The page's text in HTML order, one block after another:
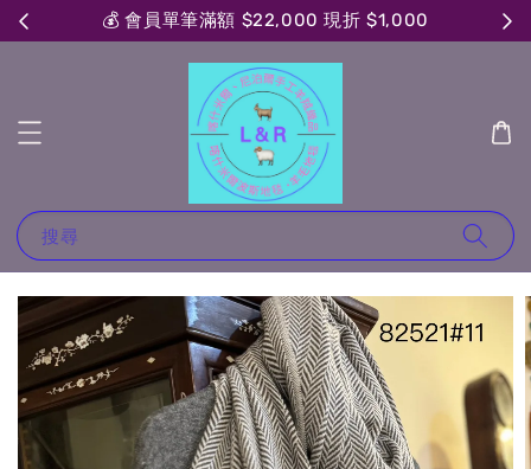
💰 會員單筆滿額 $22,000 現折 $1,000
搜尋